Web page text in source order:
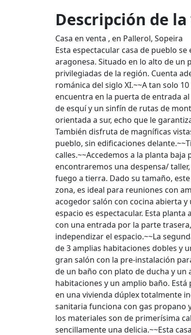
Descripción de
Casa en venta , en Pallerol, Sopeira
Esta espectacular casa de pueblo
aragonesa. Situado en lo alto de
privilegiadas de la región. Cuenta
románica del siglo XI.~~A tan solo
encuentra en la puerta de entrada
de esquí y un sinfín de rutas de
orientada a sur, echo que le
También disfruta de magníficas
pueblo, sin edificaciones
calles.~~Accedemos a la planta
encontraremos una despensa/
fuego a tierra. Dado su tamaño,
zona, es ideal para reuniones con
acogedor salón con cocina abierta
espacio es espectacular. Esta
con una entrada por la parte
independizar el espacio.~~La
de 3 amplias habitaciones dobles y
gran salón con la pre-instalación
de un baño con plato de ducha y
habitaciones y un amplio baño.
en una vivienda dúplex totalmente
sanitaria funciona con gas propano
los materiales son de primerísima
sencillamente una delicia.~~Esta